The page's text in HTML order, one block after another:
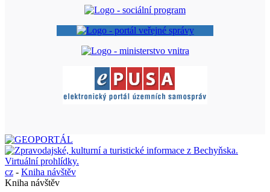
cz - Kniha návštěv
Kniha návštěv